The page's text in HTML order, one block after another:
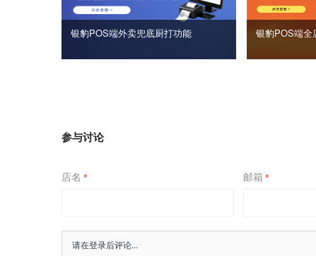
银豹POS端外卖兜底厨打功能 银豹POS端全
参与讨论
店名 * 邮箱 *